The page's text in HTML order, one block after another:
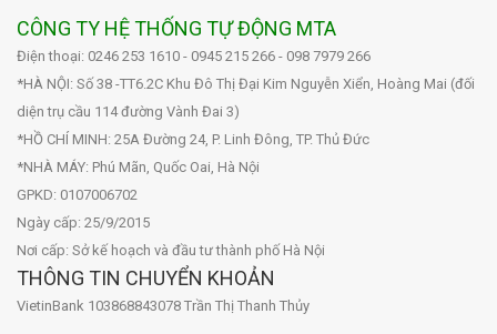
CÔNG TY HỆ THỐNG TỰ ĐỘNG MTA
Điện thoại: 0246 253 1610 - 0945 215 266 - 098 7979 266
*HÀ NỘI: Số 38 -TT6.2C Khu Đô Thị Đại Kim Nguyễn Xiển, Hoàng Mai (đối
diện trụ cầu 114 đường Vành Đai 3)
*HỒ CHÍ MINH: 25A Đường 24, P. Linh Đông, TP. Thủ Đức
*NHÀ MÁY: Phú Mãn, Quốc Oai, Hà Nội
GPKD: 0107006702
Ngày cấp: 25/9/2015
Nơi cấp: Sở kế hoạch và đầu tư thành phố Hà Nội
THÔNG TIN CHUYỂN KHOẢN
VietinBank 103868843078 Trần Thị Thanh Thủy